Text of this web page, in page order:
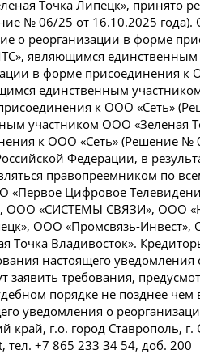
Точка Липецк», принято
№ 06/25 от 16.10.2025
о реорганизации в форме
являющимся
в форме присоединения
единственным
к ООО «Сеть»
участником ООО «Зеленая
к ООО «Сеть» (Решение №
Федерации, в
правопреемником по
Цифровое
ООО «СИСТЕМЫ СВЯЗИ», ООО
ООО «Промсвязь-
Точка Владивосток».
настоящего
заявить требования,
порядке не позднее
уведомления о
г.о. город Ставрополь, г.
тел. +7 865 233 34 54, доб. 200